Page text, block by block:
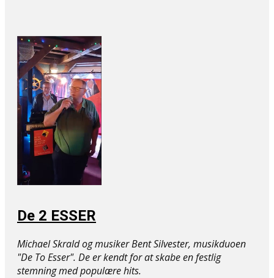
De 2 ESSER
Michael Skrald og musiker Bent Silvester, musikduoen
"De To Esser". De er kendt for at skabe en festlig
stemning med populære hits.